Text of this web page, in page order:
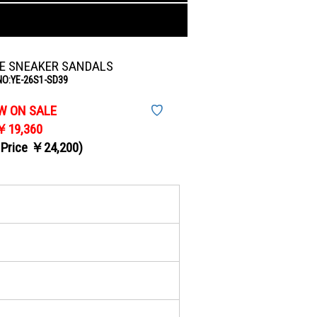
SNEAKER SANDALS
26S1-SD39
ON SALE
19,360
￥24,200)
♡